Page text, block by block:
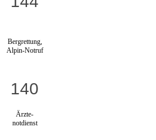
Bergrettung,
Alpin-Notruf
140
Ärzte-
notdienst